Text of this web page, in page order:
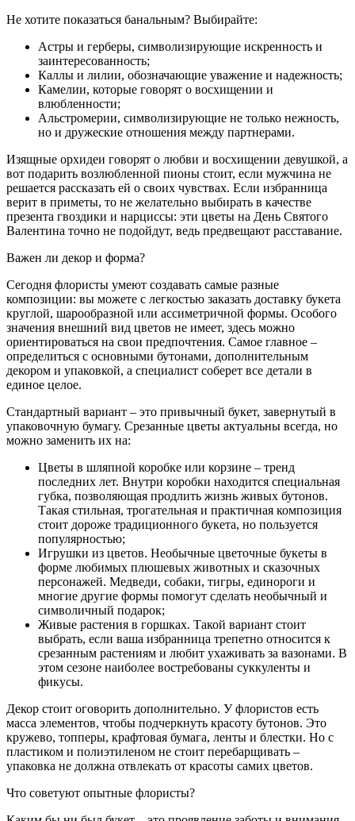
Не хотите показаться банальным? Выбирайте:
Астры и герберы, символизирующие искренность и
заинтересованность;
Каллы и лилии, обозначающие уважение и надежность;
Камелии, которые говорят о восхищении и
влюбленности;
Альстромерии, символизирующие не только нежность,
но и дружеские отношения между партнерами.
Изящные орхидеи говорят о любви и восхищении девушкой, а
вот подарить возлюбленной пионы стоит, если мужчина не
решается рассказать ей о своих чувствах. Если избранница
верит в приметы, то не желательно выбирать в качестве
презента гвоздики и нарциссы: эти цветы на День Святого
Валентина точно не подойдут, ведь предвещают расставание.
Важен ли декор и форма?
Сегодня флористы умеют создавать самые разные
композиции: вы можете с легкостью заказать доставку букета
круглой, шарообразной или ассиметричной формы. Особого
значения внешний вид цветов не имеет, здесь можно
ориентироваться на свои предпочтения. Самое главное –
определиться с основными бутонами, дополнительным
декором и упаковкой, а специалист соберет все детали в
единое целое.
Стандартный вариант – это привычный букет, завернутый в
упаковочную бумагу. Срезанные цветы актуальны всегда, но
можно заменить их на:
Цветы в шляпной коробке или корзине – тренд
последних лет. Внутри коробки находится специальная
губка, позволяющая продлить жизнь живых бутонов.
Такая стильная, трогательная и практичная композиция
стоит дороже традиционного букета, но пользуется
популярностью;
Игрушки из цветов. Необычные цветочные букеты в
форме любимых плюшевых животных и сказочных
персонажей. Медведи, собаки, тигры, единороги и
многие другие формы помогут сделать необычный и
символичный подарок;
Живые растения в горшках. Такой вариант стоит
выбрать, если ваша избранница трепетно относится к
срезанным растениям и любит ухаживать за вазонами. В
этом сезоне наиболее востребованы суккуленты и
фикусы.
Декор стоит оговорить дополнительно. У флористов есть
масса элементов, чтобы подчеркнуть красоту бутонов. Это
кружево, топперы, крафтовая бумага, ленты и блестки. Но с
пластиком и полиэтиленом не стоит перебарщивать –
упаковка не должна отвлекать от красоты самих цветов.
Что советуют опытные флористы?